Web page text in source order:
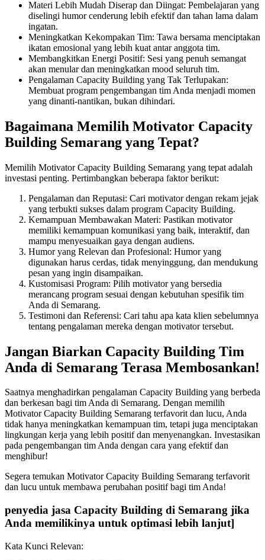
Materi Lebih Mudah Diserap dan Diingat: Pembelajaran yang
diselingi humor cenderung lebih efektif dan tahan lama dalam
ingatan.
Meningkatkan Kekompakan Tim: Tawa bersama menciptakan
ikatan emosional yang lebih kuat antar anggota tim.
Membangkitkan Energi Positif: Sesi yang penuh semangat
akan menular dan meningkatkan mood seluruh tim.
Pengalaman Capacity Building yang Tak Terlupakan:
Membuat program pengembangan tim Anda menjadi momen
yang dinanti-nantikan, bukan dihindari.
Bagaimana Memilih Motivator Capacity
Building Semarang yang Tepat?
Memilih Motivator Capacity Building Semarang yang tepat adalah
investasi penting. Pertimbangkan beberapa faktor berikut:
Pengalaman dan Reputasi: Cari motivator dengan rekam jejak
yang terbukti sukses dalam program Capacity Building.
Kemampuan Membawakan Materi: Pastikan motivator
memiliki kemampuan komunikasi yang baik, interaktif, dan
mampu menyesuaikan gaya dengan audiens.
Humor yang Relevan dan Profesional: Humor yang
digunakan harus cerdas, tidak menyinggung, dan mendukung
pesan yang ingin disampaikan.
Kustomisasi Program: Pilih motivator yang bersedia
merancang program sesuai dengan kebutuhan spesifik tim
Anda di Semarang.
Testimoni dan Referensi: Cari tahu apa kata klien sebelumnya
tentang pengalaman mereka dengan motivator tersebut.
Jangan Biarkan Capacity Building Tim
Anda di Semarang Terasa Membosankan!
Saatnya menghadirkan pengalaman Capacity Building yang berbeda
dan berkesan bagi tim Anda di Semarang. Dengan memilih
Motivator Capacity Building Semarang terfavorit dan lucu, Anda
tidak hanya meningkatkan kemampuan tim, tetapi juga menciptakan
lingkungan kerja yang lebih positif dan menyenangkan. Investasikan
pada pengembangan tim Anda dengan cara yang efektif dan
menghibur!
Segera temukan Motivator Capacity Building Semarang terfavorit
dan lucu untuk membawa perubahan positif bagi tim Anda!
penyedia jasa Capacity Building di Semarang jika
Anda memilikinya untuk optimasi lebih lanjut]
Kata Kunci Relevan: